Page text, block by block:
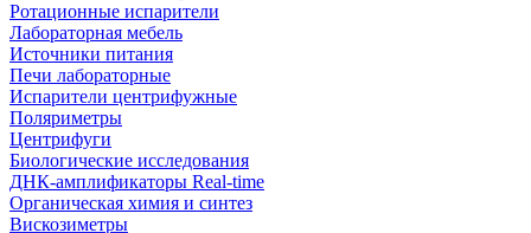
Ротационные испарители
Лабораторная мебель
Источники питания
Печи лабораторные
Испарители центрифужные
Поляриметры
Центрифуги
Биологические исследования
ДНК-амплификаторы Real-time
Органическая химия и синтез
Вискозиметры